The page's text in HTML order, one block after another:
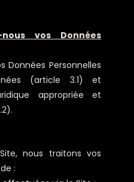
vos Données
Données Personnelles
(article 3.1) et
appropriée et
nous traitons vos
: